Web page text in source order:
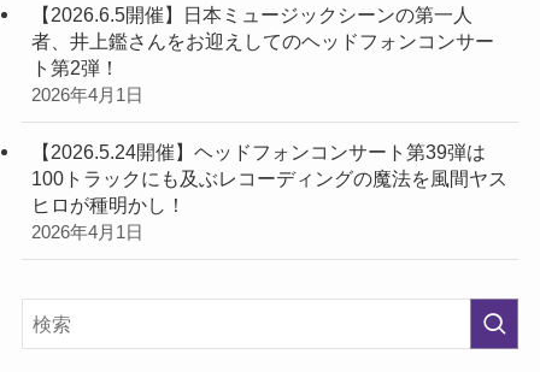
【2026.6.5開催】日本ミュージックシーンの第一人
者、井上鑑さんをお迎えしてのヘッドフォンコンサー
ト第2弾！
2026年4月1日
【2026.5.24開催】ヘッドフォンコンサート第39弾は
100トラックにも及ぶレコーディングの魔法を風間ヤス
ヒロが種明かし！
2026年4月1日